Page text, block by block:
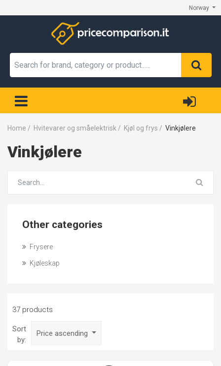
Norway
Home / Hvitevarer og småelektrisk / Kjøl og frys / Vinkjølere
Vinkjølere
Other categories
Frysere
Kjøleskap
37 products
Sort
by:
Price ascending